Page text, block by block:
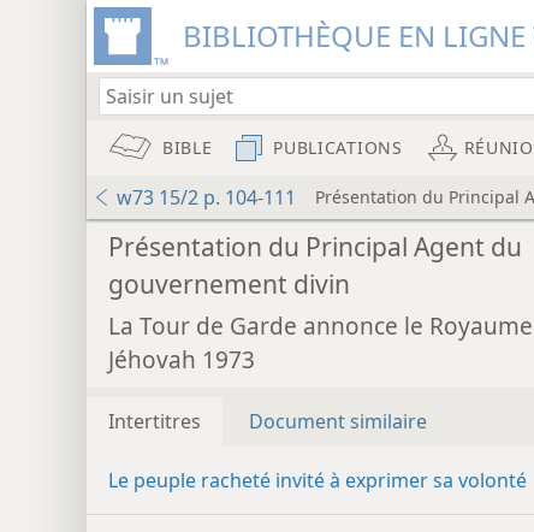
BIBLIOTHÈQUE EN
BIBLE PUBLICATIONS
w73 15/2 p. 104-111 Présentation du Principal
Présentation du Principal Agent du
gouvernement divin
La Tour de Garde annonce le
Jéhovah 1973
Intertitres Document similaire
Le peuple racheté invité à exprimer sa volonté